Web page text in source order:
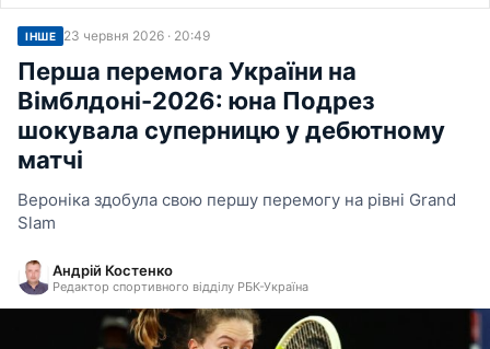
ІНШЕ 23 червня 2026 · 20:49
Перша перемога України на
Вімблдоні-2026: юна Подрез
шокувала суперницю у дебютному
матчі
Вероніка здобула свою першу перемогу на рівні Grand
Slam
Андрій Костенко
Редактор спортивного відділу РБК-Україна